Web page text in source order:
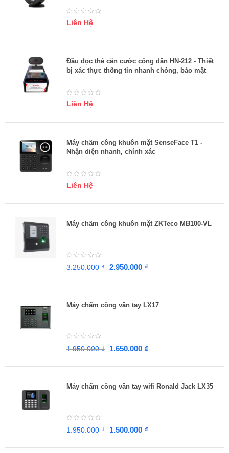
Liên Hệ
Đầu đọc thẻ căn cước công dân HN-212 - Thiết
bị xác thực thông tin nhanh chóng, bảo mật
Liên Hệ
Máy chấm công khuôn mặt SenseFace T1 -
Nhận diện nhanh, chính xác
Liên Hệ
Máy chấm công khuôn mặt ZKTeco MB100-VL
3.250.000₫ 2.950.000 ₫
Máy chấm công vân tay LX17
1.950.000₫ 1.650.000 ₫
Máy chấm công vân tay wifi Ronald Jack LX35
1.950.000₫ 1.500.000 ₫